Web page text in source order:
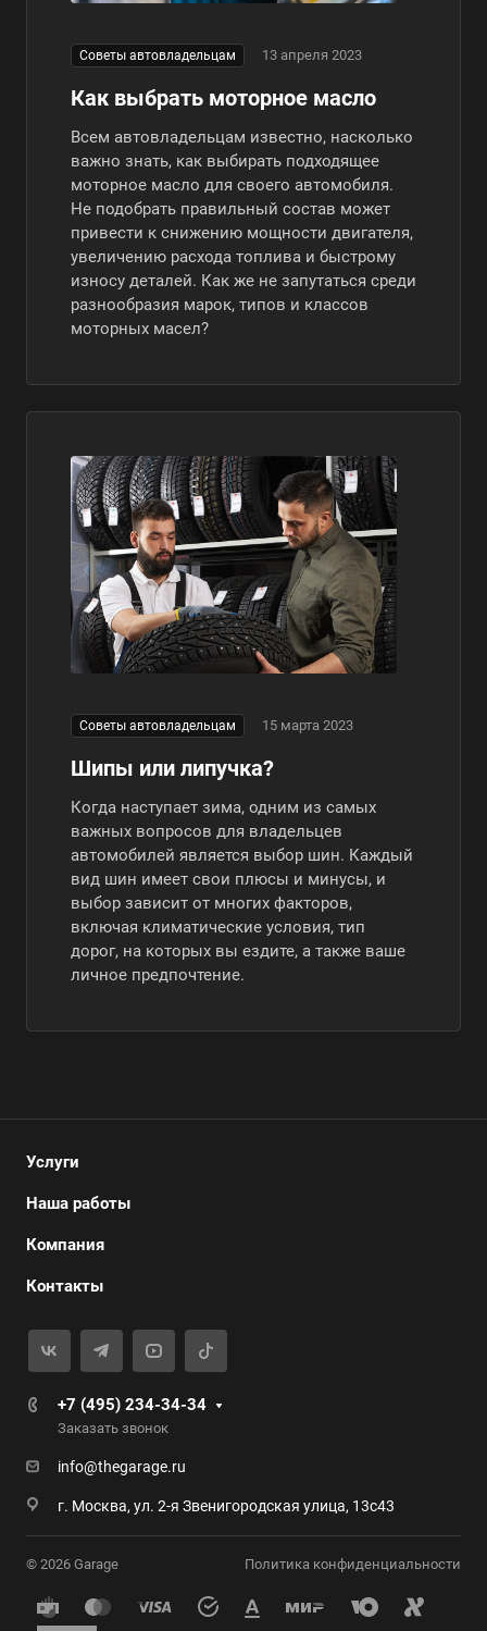
Советы автовладельцам 13 апреля 2023
Как выбрать моторное масло
Всем автовладельцам известно, насколько
важно знать, как выбирать подходящее
моторное масло для своего автомобиля.
Не подобрать правильный состав может
привести к снижению мощности двигателя,
увеличению расхода топлива и быстрому
износу деталей. Как же не запутаться среди
разнообразия марок, типов и классов
моторных масел?
Советы автовладельцам 15 марта 2023
Шипы или липучка?
Когда наступает зима, одним из самых
важных вопросов для владельцев
автомобилей является выбор шин. Каждый
вид шин имеет свои плюсы и минусы, и
выбор зависит от многих факторов,
включая климатические условия, тип
дорог, на которых вы ездите, а также ваше
личное предпочтение.
Услуги
Наша работы
Компания
Контакты
+7 (495) 234-34-34
Заказать звонок
info@thegarage.ru
г. Москва, ул. 2-я Звенигородская улица, 13с43
© 2026 Garage Политика конфиденциальности